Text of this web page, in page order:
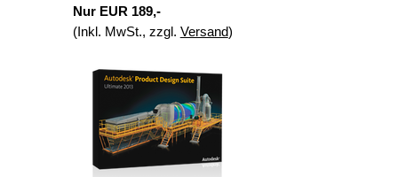
Nur EUR 189,-
(Inkl. MwSt., zzgl. Versand)